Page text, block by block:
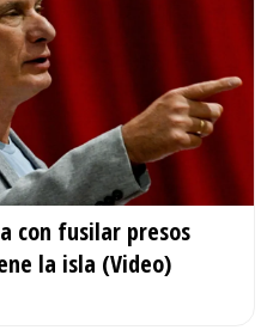
con fusilar presos
la isla (Video)